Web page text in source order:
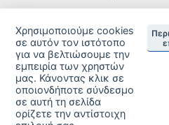
© 2026 Copyright ©
Χρησιμοποιούμε cookies
σε αυτόν τον ιστότοπο
για να βελτιώσουμε την
εμπειρία των χρηστών
μας. Κάνοντας κλικ σε
οποιονδήποτε σύνδεσμο
σε αυτή τη σελίδα
ορίζετε την αντίστοιχη